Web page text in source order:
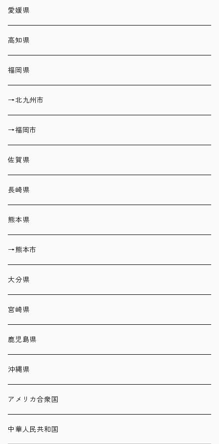
愛媛県
高知県
福岡県
→北九州市
→福岡市
佐賀県
長崎県
熊本県
→熊本市
大分県
宮崎県
鹿児島県
沖縄県
アメリカ合衆国
中華人民共和国